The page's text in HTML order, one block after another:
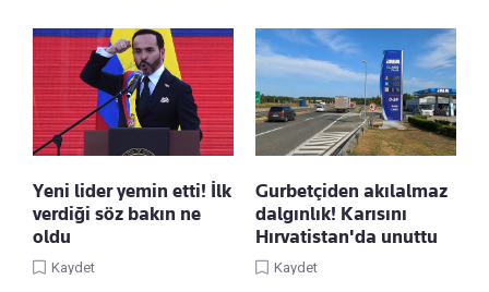
Yeni lider yemin etti! İlk
verdiği söz bakın ne
oldu
Kaydet
Gurbetçiden akılalmaz
dalgınlık! Karısını
Hırvatistan'da unuttu
Kaydet